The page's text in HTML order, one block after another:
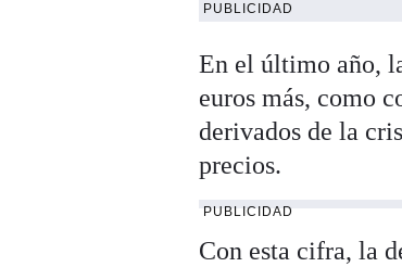
PUBLICIDAD
En el último año,
euros más, como
derivados de la
precios.
PUBLICIDAD
Con esta cifra, la